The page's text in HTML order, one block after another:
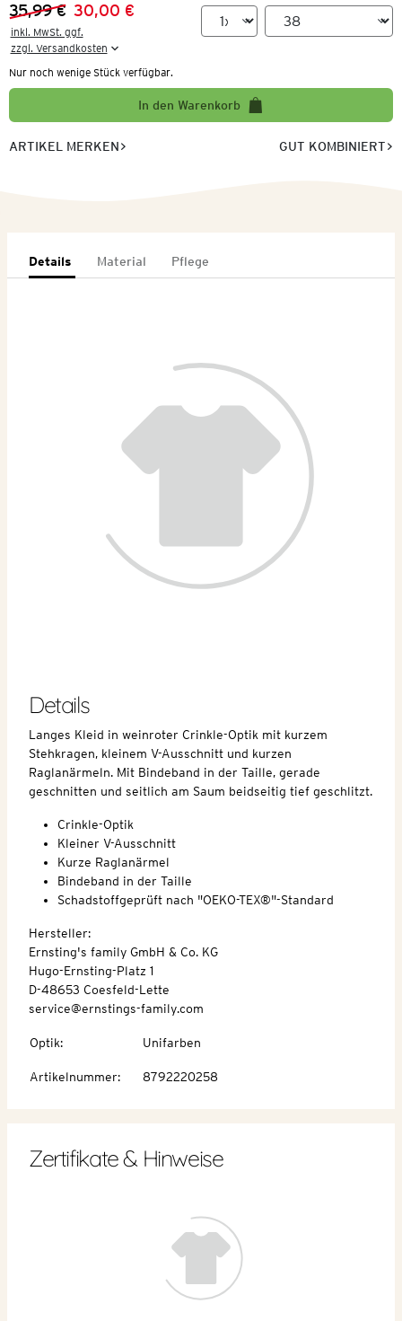
Vorheriger Preis:
35,99 €
Neuer Preis:30,00 €
inkl. MwSt. ggf.
zzgl. Versandkosten
Nur noch wenige Stück verfügbar.
In den Warenkorb
ARTIKEL MERKEN GUT KOMBINIERT
Details Material Pflege
Details
Langes Kleid in weinroter Crinkle-Optik mit kurzem
Stehkragen, kleinem V-Ausschnitt und kurzen
Raglanärmeln. Mit Bindeband in der Taille, gerade
geschnitten und seitlich am Saum beidseitig tief geschlitzt.
Crinkle-Optik
Kleiner V-Ausschnitt
Kurze Raglanärmel
Bindeband in der Taille
Schadstoffgeprüft nach "OEKO-TEX®"-Standard
Hersteller:
Ernsting's family GmbH & Co. KG
Hugo-Ernsting-Platz 1
D-48653 Coesfeld-Lette
service@ernstings-family.com
Optik: Unifarben
Artikelnummer: 8792220258
Zertifikate & Hinweise